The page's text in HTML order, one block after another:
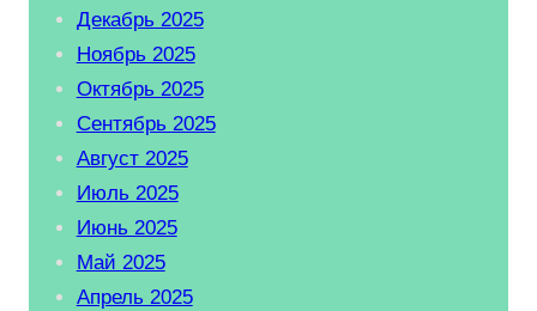
Декабрь 2025
Ноябрь 2025
Октябрь 2025
Сентябрь 2025
Август 2025
Июль 2025
Июнь 2025
Май 2025
Апрель 2025